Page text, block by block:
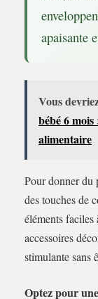
apaisante
Vous
bébé 6
alimentaire
Pour donner du
des touches de
éléments faciles
accessoires
stimulante sans
Optez pour